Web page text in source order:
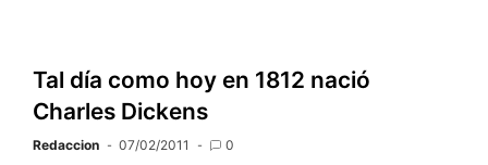
el
gran
escritor
Ernesto
Tal día como hoy en 1812 nació
Charles Dickens
Redaccion 07/02/2011 0